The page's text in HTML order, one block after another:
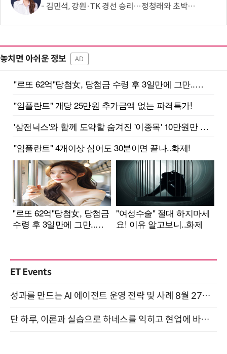
김민석, 강원·TK 경선 승리…정청래와 초박빙 승부 지속
놓치면 아쉬운 정보 AD
ET Events
성과를 만드는 AI 에이전트 운영 전략 및 사례 8월 27일 개최
단 하루, 이론과 실습으로 하네스를 익히고 현업에 바로 쓰는 핸즈온 워크숍 (8/20)